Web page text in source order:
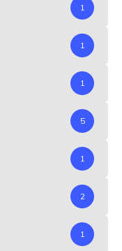
1
1
1
5
1
2
1